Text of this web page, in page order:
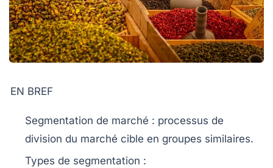
EN BREF
Segmentation de marché : processus de
division du marché cible en groupes similaires.
Types de segmentation :